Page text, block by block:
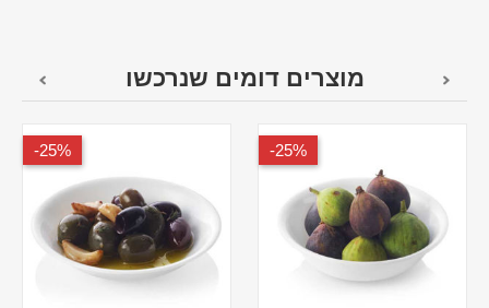
מוצרים דומים שנרכשו
25%-
25%-